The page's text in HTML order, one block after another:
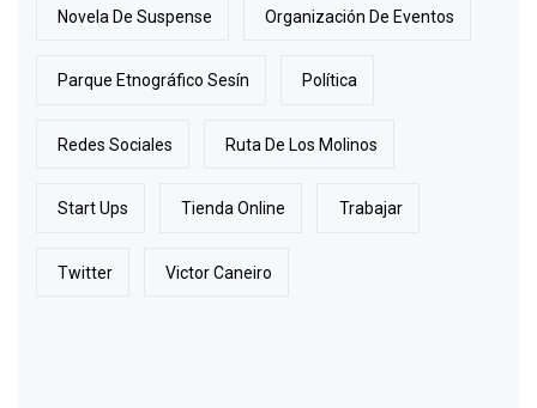
Novela De Suspense Organización De Eventos
Parque Etnográfico Sesín Política
Redes Sociales Ruta De Los Molinos
Start Ups Tienda Online Trabajar
Twitter Victor Caneiro